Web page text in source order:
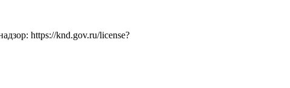
https://knd.gov.ru/license?